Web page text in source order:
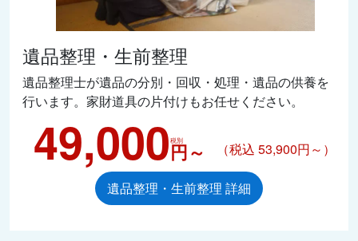
遺品整理・生前整理
遺品整理士が遺品の分別・回収・処理・遺品の供養を
行います。家財道具の片付けもお任せください。
49,000税別
円～ （税込 53,900円～）
遺品整理・生前整理 詳細